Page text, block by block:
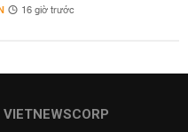
16 giờ trước